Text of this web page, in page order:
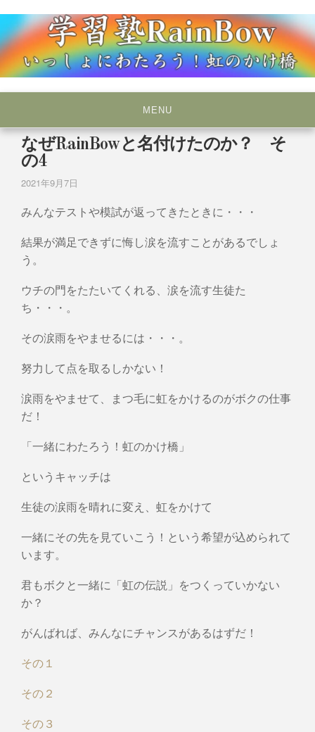
to
content
学習塾RainBow
MENU
なぜRainBowと名付けたのか？ そ
の4
2021年9月7日
みんなテストや模試が返ってきたときに・・・
結果が満足できずに悔し涙を流すことがあるでしょ
う。
ウチの門をたたいてくれる、涙を流す生徒た
ち・・・。
その涙雨をやませるには・・・。
努力して点を取るしかない！
涙雨をやませて、まつ毛に虹をかけるのがボクの仕事
だ！
「一緒にわたろう！虹のかけ橋」
というキャッチは
生徒の涙雨を晴れに変え、虹をかけて
一緒にその先を見ていこう！という希望が込められて
います。
君もボクと一緒に「虹の伝説」をつくっていかない
か？
がんばれば、みんなにチャンスがあるはずだ！
その１
その２
その３